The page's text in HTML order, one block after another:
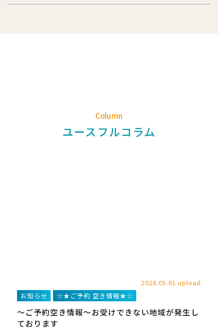
Column
ユースフルコラム
2026.05.01 upload
お知らせ
☆★ご予約 空き情報★☆
～ご予約空き情報～お受けできない地域が発生し
ております